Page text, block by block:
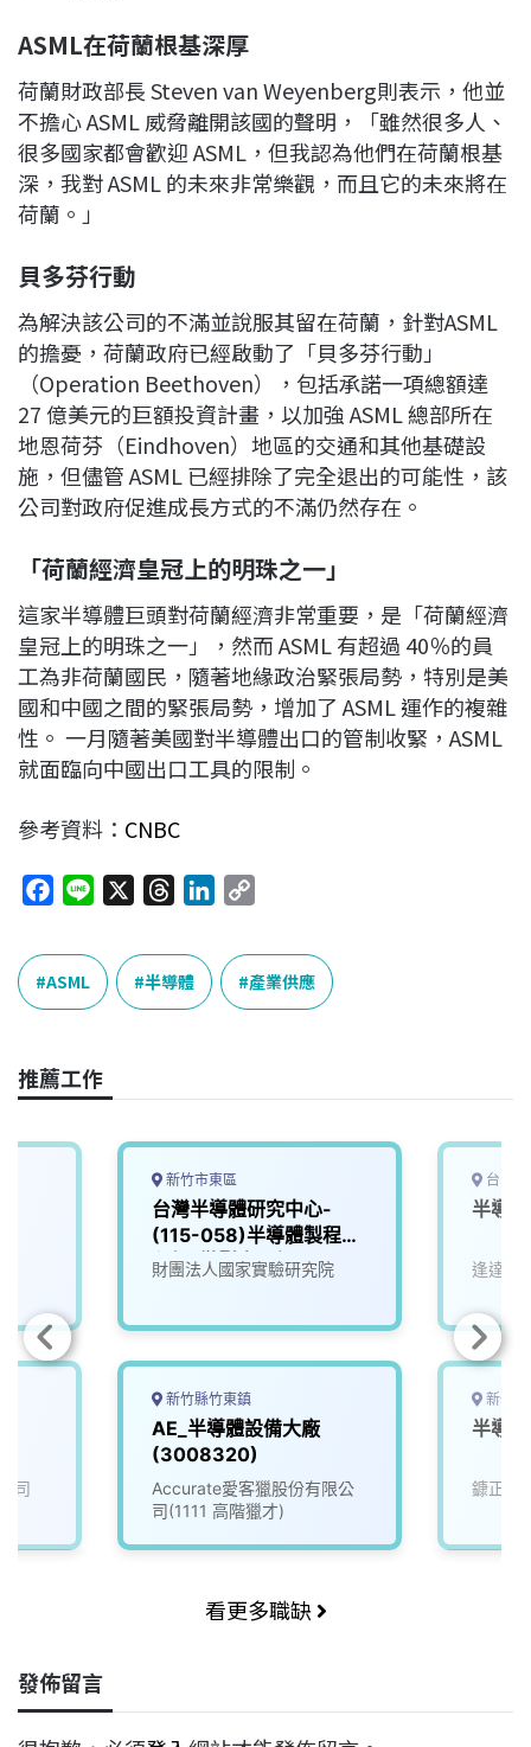
ASML在荷蘭根基深厚
荷蘭財政部長 Steven van Weyenberg則表示，他並
不擔心 ASML 威脅離開該國的聲明，「雖然很多人、
很多國家都會歡迎 ASML，但我認為他們在荷蘭根基
深，我對 ASML 的未來非常樂觀，而且它的未來將在
荷蘭。」
貝多芬行動
為解決該公司的不滿並說服其留在荷蘭，針對ASML
的擔憂，荷蘭政府已經啟動了「貝多芬行動」
（Operation Beethoven），包括承諾一項總額達
27 億美元的巨額投資計畫，以加強 ASML 總部所在
地恩荷芬（Eindhoven）地區的交通和其他基礎設
施，但儘管 ASML 已經排除了完全退出的可能性，該
公司對政府促進成長方式的不滿仍然存在。
「荷蘭經濟皇冠上的明珠之一」
這家半導體巨頭對荷蘭經濟非常重要，是「荷蘭經濟
皇冠上的明珠之一」，然而 ASML 有超過 40％的員
工為非荷蘭國民，隨著地緣政治緊張局勢，特別是美
國和中國之間的緊張局勢，增加了 ASML 運作的複雜
性。 一月隨著美國對半導體出口的管制收緊，ASML
就面臨向中國出口工具的限制。
參考資料： CNBC
c
e
b
o
k
n
r
e
a
k
n
p
y
L
k
ASML 半導體 產業供應
推薦工作
司
新竹市東區
台灣半導體研究中心-
(115-058)半導體製程工
程師_微影光罩組
財團法人國家實驗研究院
新竹縣竹東鎮
AE_半導體設備大廠
(3008320)
Accurate愛客獵股份有限公
司(1111 高階獵才)
台中
半導
逢達能
新竹
半導
鏮正實
看更多職缺
發佈留言